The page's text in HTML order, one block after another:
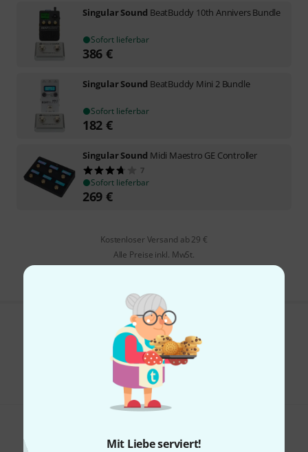
Mit Liebe serviert!
Singular Sound BeatBuddy 10th Annivers Bundle
Sofort lieferbar
386 €
Singular Sound BeatBuddy Mini 2 Bundle
Sofort lieferbar
182 €
Singular Sound Midi Maestro GE Controller
7
Sofort lieferbar
269 €
Kostenloser Versand ab 29 €
Alle Preise inkl. MwSt.
Gefällt Ihnen, was Sie sehen?
Teilen Hilfe & Feedback